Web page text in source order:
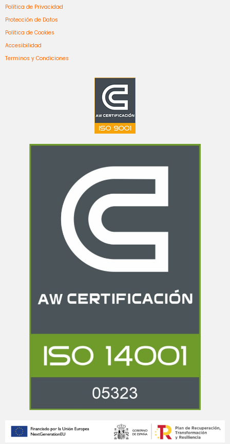
Política de Privacidad
Protección de Datos
Política de Cookies
Accesibilidad
Terminos y Condiciones